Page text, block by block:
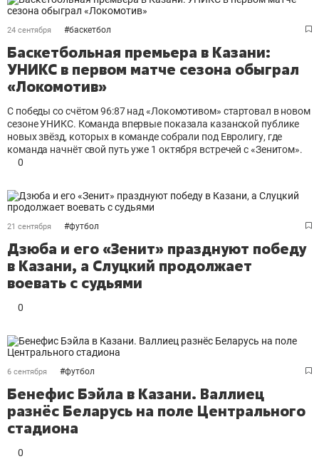
24 сентября #баскетбол
Баскетбольная премьера в Казани:
УНИКС в первом матче сезона обыграл
«Локомотив»
С победы со счётом 96:87 над «Локомотивом» стартовал в новом
сезоне УНИКС. Команда впервые показала казанской публике
новых звёзд, которых в команде собрали под Евролигу, где
команда начнёт свой путь уже 1 октября встречей с «Зенитом».
0
21 сентября #футбол
Дзюба и его «Зенит» празднуют победу
в Казани, а Слуцкий продолжает
воевать с судьями
0
6 сентября #футбол
Бенефис Бэйла в Казани. Валлиец
разнёс Беларусь на поле Центрального
стадиона
0